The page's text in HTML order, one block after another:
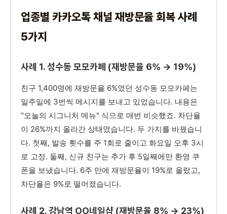
업종별 카카오톡 채널 재방문율 회복 사례
5가지
사례 1. 성수동 모모카페 (재방문율 6% → 19%)
친구 1,400명에 재방문율 6%였던 성수동 모모카페는
일주일에 3번씩 메시지를 보내고 있었습니다. 내용은
"오늘의 시그니처 메뉴" 식으로 매번 비슷했죠. 차단율
이 26%까지 올라간 상태였습니다. 두 가지를 바꿨습니
다. 첫째, 발송 횟수를 주 1회로 줄이고 화요일 오후 3시
로 고정. 둘째, 신규 친구는 추가 후 5일째에만 환영 쿠
폰을 보냈습니다. 6주 만에 재방문율이 19%로 올랐고,
차단율은 9%로 떨어졌습니다.
사례 2. 강남역 OO네일샵 (재방문율 8% → 23%)